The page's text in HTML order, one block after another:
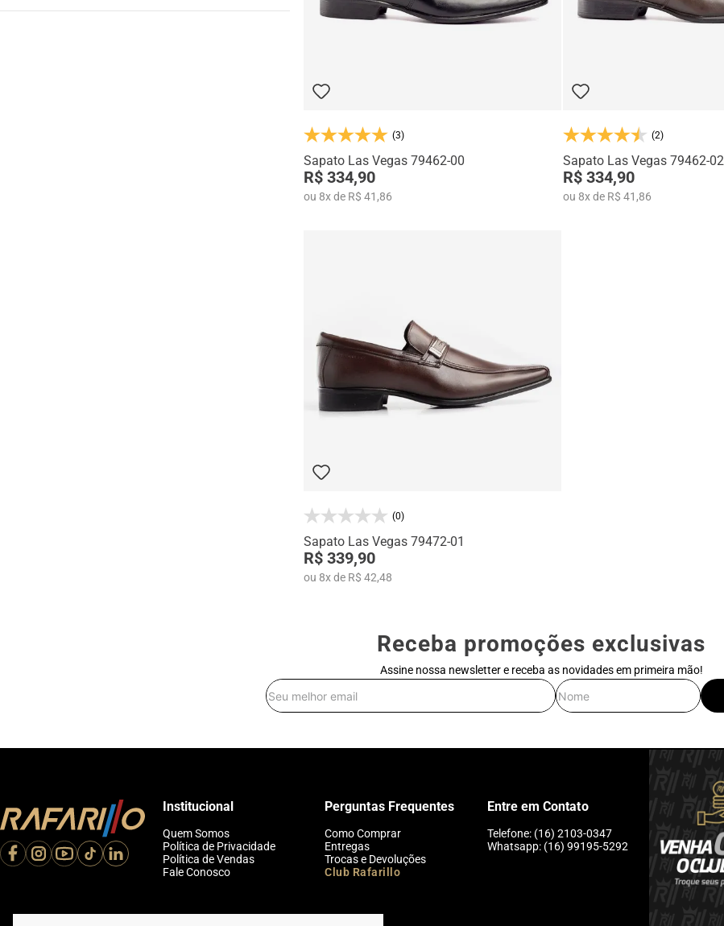
(3)
Sapato Las Vegas 79462-00
R$ 334,90
ou 8xde R$ 41,86
(2)
Sapato Las Vegas 79462-02
R$ 334,90
ou 8xde R$ 41,86
(0)
Sapato Las Vegas 79472-01
R$ 339,90
ou 8xde R$ 42,48
Receba promoções exclusivas
Assine nossa newsletter e receba as novidades em primeira mão!
Institucional
Quem Somos
Política de Privacidade
Política de Vendas
Fale Conosco
Perguntas Frequentes
Como Comprar
Entregas
Trocas e Devoluções
Club Rafarillo
Entre em Contato
Telefone: (16) 2103-0347
Whatsapp: (16) 99195-5292